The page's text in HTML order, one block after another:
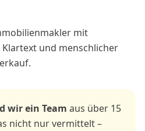
mit
und menschlicher
wir ein Team aus über 15
nicht nur vermittelt –